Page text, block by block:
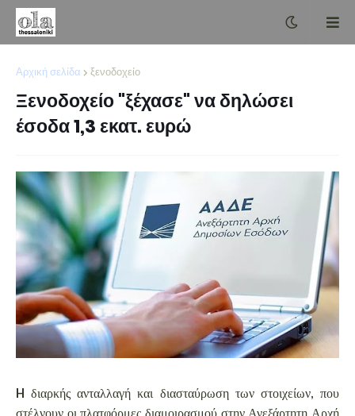
Αρχική σελίδα ξενοδοχείο
Ξενοδοχείο "ξέχασε" να δηλώσει
έσοδα 1,3 εκατ. ευρώ
H διαρκής ανταλλαγή και διασταύρωση των στοιχείων, που
στέλνουν οι πλατφόρμες διαμοιρασμού στην Ανεξάρτητη Αρχή